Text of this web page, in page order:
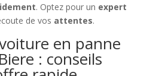
. Optez pour un expert
de vos attentes.
en panne
: conseils